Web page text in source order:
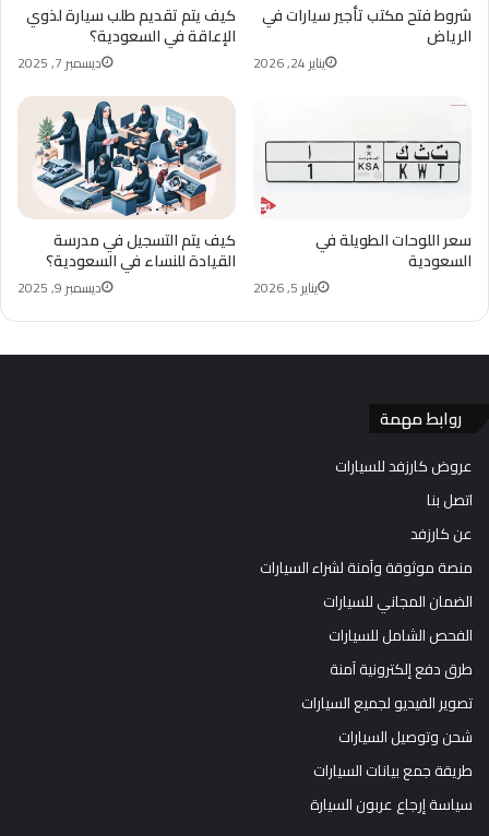
كيف يتم تقديم طلب سيارة لذوي
الإعاقة في السعودية؟
ديسمبر 7, 2025
شروط فتح مكتب تأجير سيارات في
الرياض
يناير 24, 2026
كيف يتم التسجيل في مدرسة
القيادة للنساء في السعودية؟
ديسمبر 9, 2025
سعر اللوحات الطويلة في
السعودية
يناير 5, 2026
روابط مهمة
عروض كارزفد للسيارات
اتصل بنا
عن كارزفد
منصة موثوقة وآمنة لشراء السيارات
الضمان المجاني للسيارات
الفحص الشامل للسيارات
طرق دفع إلكترونية آمنة
تصوير الفيديو لجميع السيارات
شحن وتوصيل السيارات
طريقة جمع بيانات السيارات
سياسة إرجاع عربون السيارة